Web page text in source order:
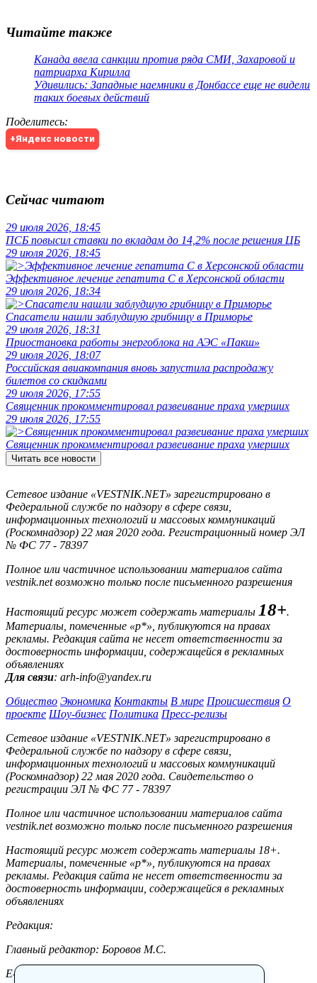
Читайте также
Канада ввела санкции против ряда СМИ, Захаровой и
патриарха Кирилла
Удивились: Западные наемники в Донбассе еще не видели
таких боевых действий
Поделитесь:
+Яндекс новости
Сейчас читают
29 июля 2026, 18:45
ПСБ повысил ставки по вкладам до 14,2% после решения ЦБ
29 июля 2026, 18:45
Эффективное лечение гепатита C в Херсонской области
29 июля 2026, 18:34
Спасатели нашли заблудшую грибницу в Приморье
29 июля 2026, 18:31
Приостановка работы энергоблока на АЭС «Пакш»
29 июля 2026, 18:07
Российская авиакомпания вновь запустила распродажу
билетов со скидками
29 июля 2026, 17:55
Священник прокомментировал развеивание праха умерших
29 июля 2026, 17:55
Священник прокомментировал развеивание праха умерших
Читать все новости
Сетевое издание «VESTNIK.NET» зарегистрировано в
Федеральной службе по надзору в сфере связи,
информационных технологий и массовых коммуникаций
(Роскомнадзор) 22 мая 2020 года. Регистрационный номер ЭЛ
№ ФС 77 - 78397
Полное или частичное использовании материалов сайта
vestnik.net возможно только после письменного разрешения
Настоящий ресурс может содержать материалы 18+.
Материалы, помеченные «р*», публикуются на правах
рекламы. Редакция сайта не несет ответственности за
достоверность информации, содержащейся в рекламных
объявлениях
Для связи: arh-info@yandex.ru
Общество Экономика Контакты В мире Происшествия О
проекте Шоу-бизнес Политика Пресс-релизы
Сетевое издание «VESTNIK.NET» зарегистрировано в
Федеральной службе по надзору в сфере связи,
информационных технологий и массовых коммуникаций
(Роскомнадзор) 22 мая 2020 года. Свидетельство о
регистрации ЭЛ № ФС 77 - 78397
Полное или частичное использовании материалов сайта
vestnik.net возможно только после письменного разрешения
Настоящий ресурс может содержать материалы 18+.
Материалы, помеченные «р*», публикуются на правах
рекламы. Редакция сайта не несет ответственности за
достоверность информации, содержащейся в рекламных
объявлениях
Редакция:
Главный редактор: Боровов М.С.
E-mail: site@vestnik.net, reb.msk@yandex.ru